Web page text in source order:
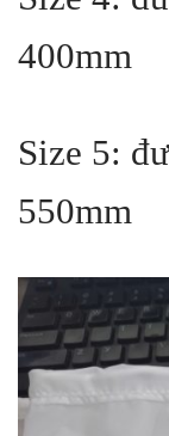
400mm
Size 5:
550mm